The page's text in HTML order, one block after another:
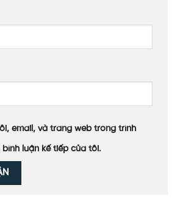
email, và trang web trong trình
luận kế tiếp của tôi.